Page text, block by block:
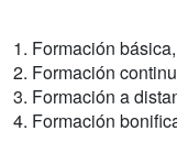
1. Formación
2. Formación
3. Formación a
4. Formación